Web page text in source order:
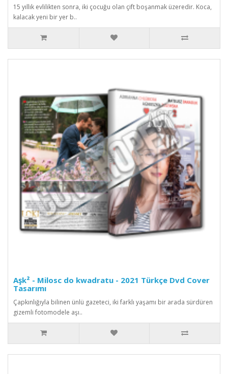
15 yıllık evlilikten sonra, iki çocuğu olan çift boşanmak üzeredir. Koca,
kalacak yeni bir yer b..
Aşk² - Milosc do kwadratu - 2021 Türkçe Dvd Cover
Tasarımı
Çapkınlığıyla bilinen ünlü gazeteci, iki farklı yaşamı bir arada sürdüren
gizemli fotomodele aşı..